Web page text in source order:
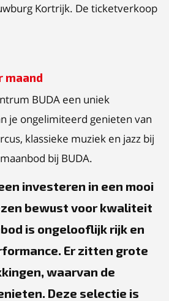
Kortrijk. De ticketverkoop
maand
BUDA een uniek
je ongelimiteerd genieten van
klassieke muziek en jazz bij
bij BUDA.
investeren in een mooi
bewust voor kwaliteit
is ongelooflijk rijk en
Er zitten grote
waarvan de
Deze selectie is